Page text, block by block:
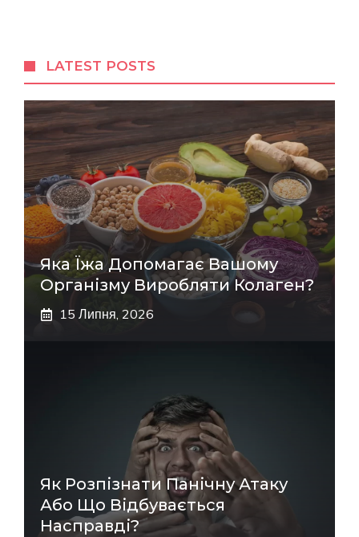
LATEST POSTS
Яка Їжа Допомагає Вашому
Організму Виробляти Колаген?
15 Липня, 2026
Як Розпізнати Панічну Атаку
Або Що Відбувається
Насправді?